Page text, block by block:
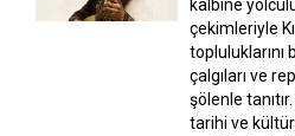
kalbine
çekimleriyle
topluluklarını
çalgıları ve
şölenle
tarihi ve